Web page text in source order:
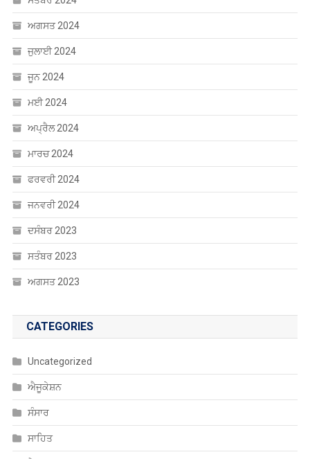
ਅਗਸਤ 2024
ਜੁਲਾਈ 2024
ਜੂਨ 2024
ਮਈ 2024
ਅਪ੍ਰੈਲ 2024
ਮਾਰਚ 2024
ਫਰਵਰੀ 2024
ਜਨਵਰੀ 2024
ਦਸੰਬਰ 2023
ਸਤੰਬਰ 2023
ਅਗਸਤ 2023
CATEGORIES
ਐਜੂਕੇਸ਼ਨ
ਸੰਸਾਰ
ਸਾਹਿਤ
ਹੈਲਥ